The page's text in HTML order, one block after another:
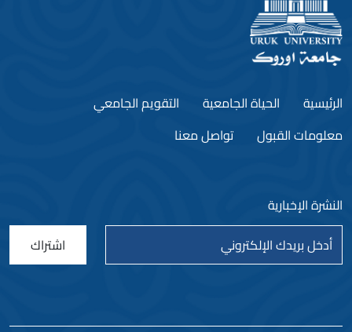
الرئيسية الحياة الجامعية
التقويم الجامعي
معلومات القبول
تواصل معنا
النشرة الإخبارية
اشتراك